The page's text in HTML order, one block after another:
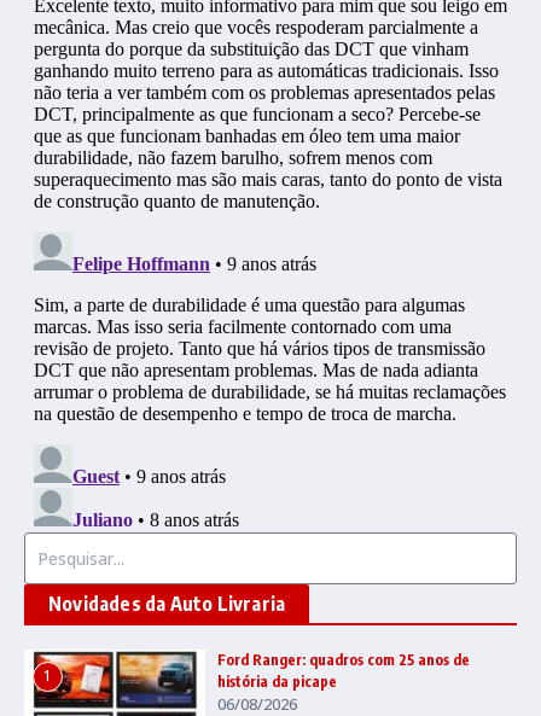
Novidades da Auto Livraria
1
Ford Ranger: quadros com 25 anos de
história da picape
06/08/2026